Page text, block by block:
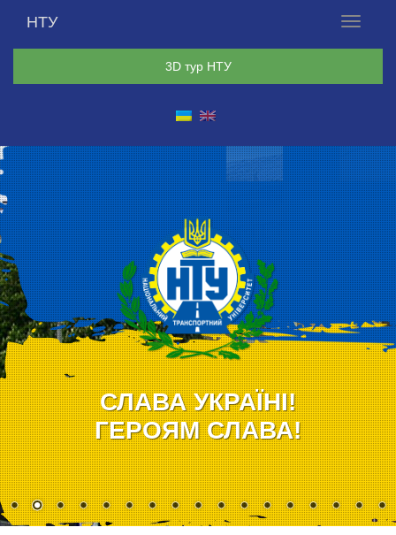
Меню
НТУ
3D тур НТУ
СЛАВА УКРАЇНІ!
ГЕРОЯМ СЛАВА!